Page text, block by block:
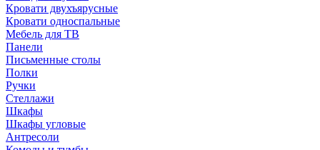
Кровати двухъярусные
Кровати односпальные
Мебель для ТВ
Панели
Письменные столы
Полки
Ручки
Стеллажи
Шкафы
Шкафы угловые
Антресоли